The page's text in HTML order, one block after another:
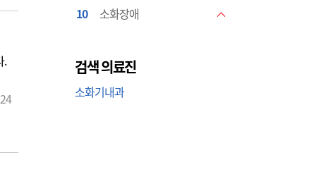
.
10
소화장애
검색 의료진
소화기내과